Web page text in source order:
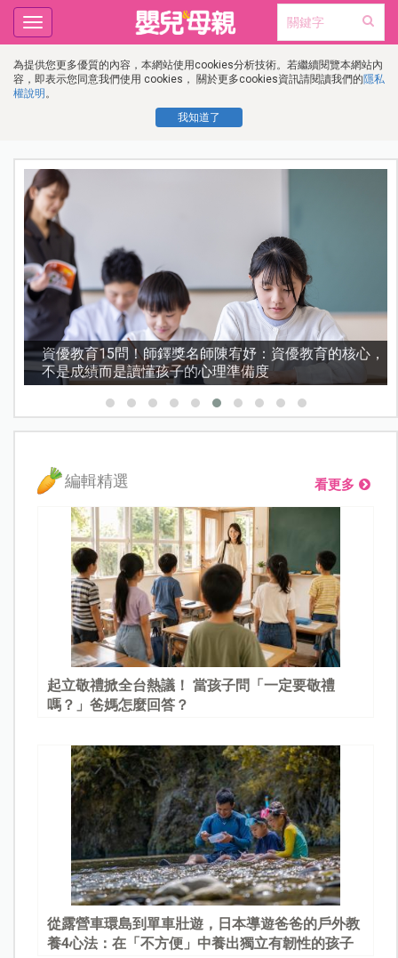
為提供您更多優質的內容，本網站使用cookies分析技術。若繼續閱覽本網站內
容，即表示您同意我們使用 cookies， 關於更多cookies資訊請閱讀我們的隱私
權說明 。
我知道了
Toggle
navigation
資優教育15問！師鐸獎名師陳宥妤：資優教育的核心，
不是成績而是讀懂孩子的心理準備度
編輯精選 看更多
起立敬禮掀全台熱議！ 當孩子問「一定要敬禮
嗎？」爸媽怎麼回答？
從露營車環島到單車壯遊，日本導遊爸爸的戶外教
養4心法：在「不方便」中養出獨立有韌性的孩子